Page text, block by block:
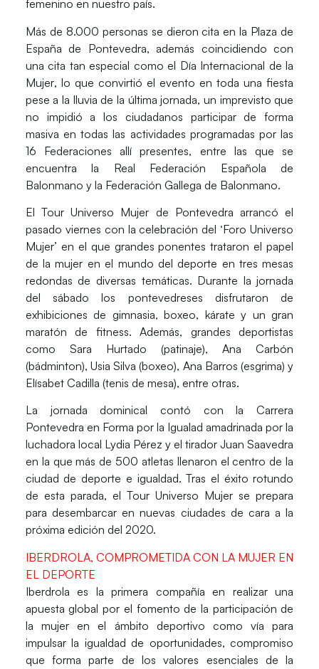
femenino en nuestro país.
Más de 8.000 personas se dieron cita en la Plaza de
Españade Pontevedra, además coincidiendo con
una cita tan especial como el Día Internacional de la
Mujer, lo que convirtió el evento en toda una fiesta
pese a la lluvia de la última jornada, un imprevisto que
no impidió a los ciudadanos participar de forma
masiva en todas las actividades programadas por las
16 Federaciones allí presentes, entre las que se
encuentra la Real Federación Española de
Balonmano y la Federación Gallega de Balonmano.
ElTour Universo Mujer de Pontevedra arrancó el
pasado viernes con la celebración del ‘Foro Universo
Mujer’ en el que grandes ponentes trataron el papel
de la mujer en el mundo del deporte en tres mesas
redondas de diversas temáticas. Durante la jornada
del sábado los pontevedreses disfrutaron de
exhibiciones de gimnasia, boxeo, kárate y un gran
maratón de fitness. Además, grandes deportistas
como Sara Hurtado (patinaje),Ana Carbón
(bádminton),Usia Silva(boxeo), Ana Barros (esgrima) y
Elísabet Cadilla (tenis de mesa), entre otras.
La jornada dominical contó con laCarrera
Pontevedra en Forma por la Igualad amadrinada por la
luchadora local Lydia Pérez y el tiradorJuan Saavedra
en la que más de 500 atletas llenaron el centro de la
ciudad de deporte e igualdad. Tras el éxito rotundo
de esta parada, el Tour Universo Mujer se prepara
para desembarcar en nuevas ciudades de cara a la
próxima edición del 2020.
IBERDROLA, COMPROMETIDA CON LA MUJER EN
EL DEPORTE
Iberdrola es la primera compañía en realizar una
apuesta global por el fomento de la participación de
la mujer en el ámbito deportivo como vía para
impulsar la igualdad de oportunidades, compromiso
que forma parte de los valores esenciales de la